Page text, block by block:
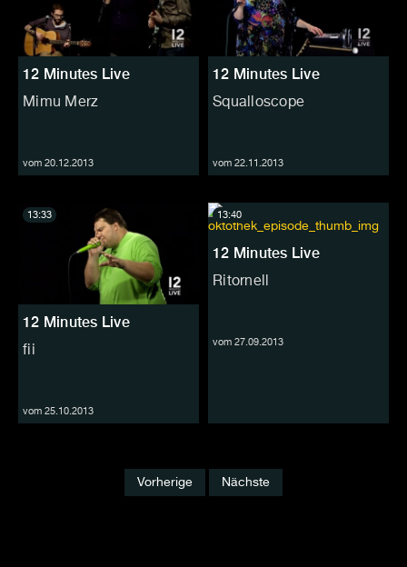
12 Minutes Live
Mimu Merz
vom 20.12.2013
12 Minutes Live
Squalloscope
vom 22.11.2013
12 Minutes Live
fii
vom 25.10.2013
13:33
12 Minutes Live
Ritornell
vom 27.09.2013
13:40
Vorherige Nächste